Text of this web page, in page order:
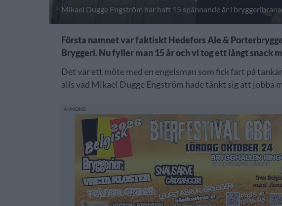
Mikael Dugge Engström har haft 15 spännande år i
Första namnet var faktiskt Hedefors Ale &
Bryggeri. Nu fyller man 15 år och vi tog ett långt snack
Det var ett möte med en engelsman som fick fart på
alls vad Mikael Dugge Engström hade tänkt sig att jobba